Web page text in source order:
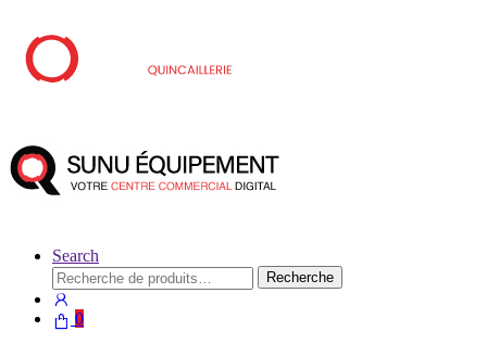
Search
Recherche
pour :
Recherche
0